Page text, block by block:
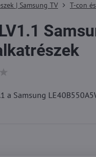
| Samsung TV T-con
a Samsung